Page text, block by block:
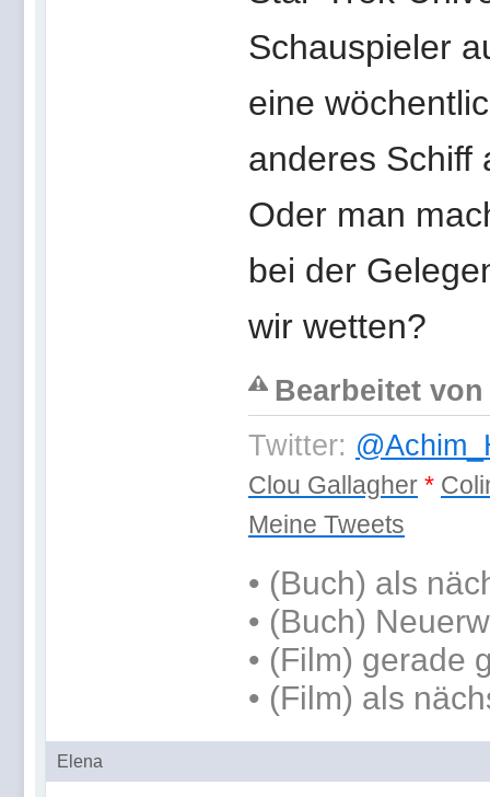
Schauspieler
eine
anderes Schiff
Oder man
bei der
wir wetten?
Bearbeitet von
Twitter:
Clou Gallagher *
Meine Tweets
• (Buch) als
• (Buch)
• (Film) gerade
• (Film) als
Elena